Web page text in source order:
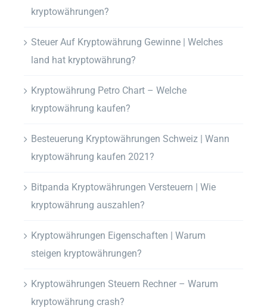
kryptowährungen?
Steuer Auf Kryptowährung Gewinne | Welches
land hat kryptowährung?
Kryptowährung Petro Chart – Welche
kryptowährung kaufen?
Besteuerung Kryptowährungen Schweiz | Wann
kryptowährung kaufen 2021?
Bitpanda Kryptowährungen Versteuern | Wie
kryptowährung auszahlen?
Kryptowährungen Eigenschaften | Warum
steigen kryptowährungen?
Kryptowährungen Steuern Rechner – Warum
kryptowährung crash?